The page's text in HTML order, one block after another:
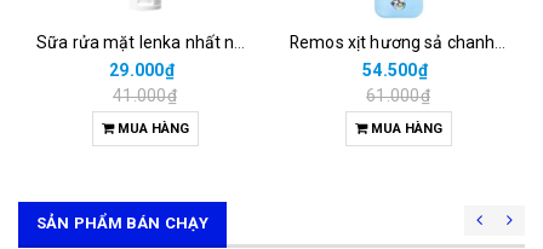
29.000₫
41.000₫
MUA HÀNG
54.500₫
61.000₫
MUA HÀNG
SẢN PHẨM BÁN CHẠY